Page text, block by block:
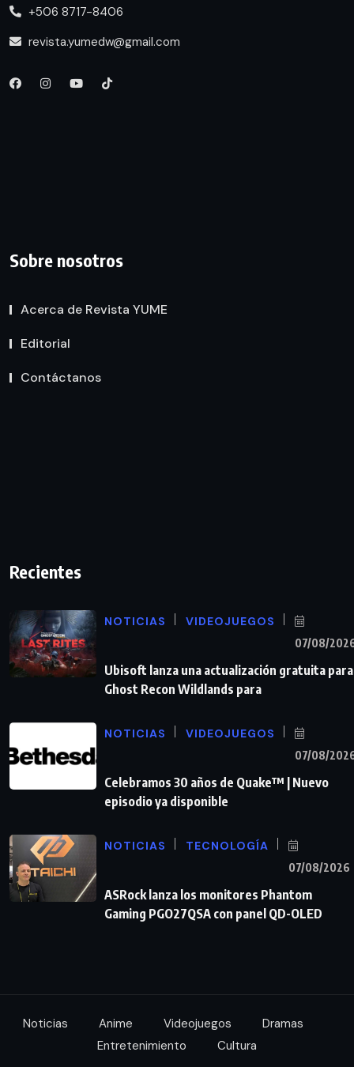
+506 8717-8406
revista.yumedw@gmail.com
Sobre nosotros
Acerca de Revista YUME
Editorial
Contáctanos
Recientes
NOTICIAS VIDEOJUEGOS
07/08/
Ubisoft lanza una actualización gratuita para
Ghost Recon Wildlands para
NOTICIAS VIDEOJUEGOS
07/08/
Celebramos 30 años de Quake™ | Nuevo
episodio ya disponible
NOTICIAS TECNOLOGÍA
07/08/2026
ASRock lanza los monitores Phantom
Gaming PGO27QSA con panel QD-OLED
Noticias Anime Videojuegos
Dramas
Entretenimiento
Cultura